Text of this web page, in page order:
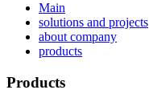
Main
solutions and projects
about company
products
Products